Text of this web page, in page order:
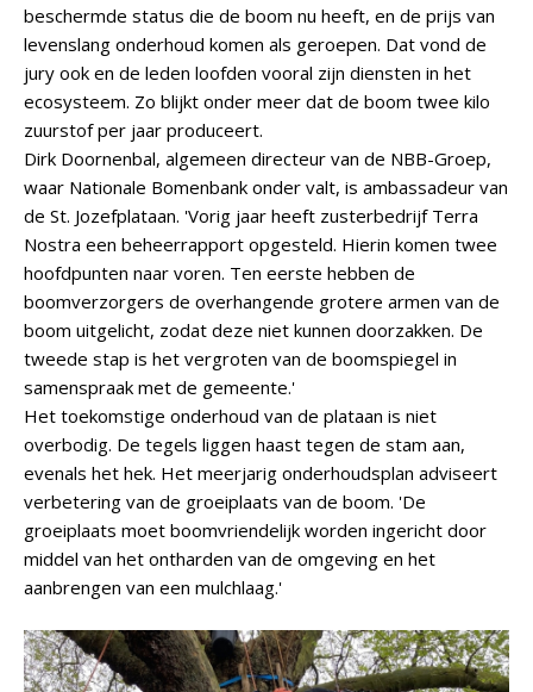
beschermde status die de boom nu heeft, en de prijs van
levenslang onderhoud komen als geroepen. Dat vond de
jury ook en de leden loofden vooral zijn diensten in het
ecosysteem. Zo blijkt onder meer dat de boom twee kilo
zuurstof per jaar produceert.
Dirk Doornenbal, algemeen directeur van de NBB-Groep,
waar Nationale Bomenbank onder valt, is ambassadeur van
de St. Jozefplataan. 'Vorig jaar heeft zusterbedrijf Terra
Nostra een beheerrapport opgesteld. Hierin komen twee
hoofdpunten naar voren. Ten eerste hebben de
boomverzorgers de overhangende grotere armen van de
boom uitgelicht, zodat deze niet kunnen doorzakken. De
tweede stap is het vergroten van de boomspiegel in
samenspraak met de gemeente.'
Het toekomstige onderhoud van de plataan is niet
overbodig. De tegels liggen haast tegen de stam aan,
evenals het hek. Het meerjarig onderhoudsplan adviseert
verbetering van de groeiplaats van de boom. 'De
groeiplaats moet boomvriendelijk worden ingericht door
middel van het ontharden van de omgeving en het
aanbrengen van een mulchlaag.'